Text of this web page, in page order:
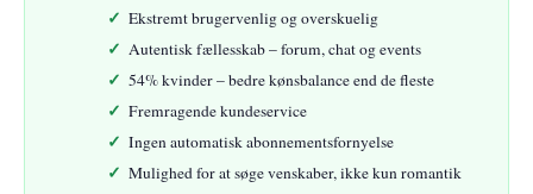
Ekstremt brugervenlig og overskuelig
Autentisk fællesskab – forum, chat og events
54% kvinder – bedre kønsbalance end de fleste
Fremragende kundeservice
Ingen automatisk abonnementsfornyelse
Mulighed for at søge venskaber, ikke kun romantik